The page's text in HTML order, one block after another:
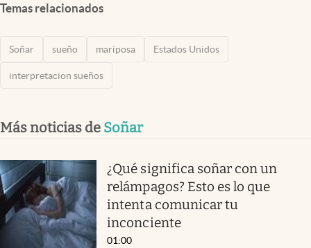
Temas relacionados
Soñar sueño mariposa Estados Unidos
interpretacion sueños
Más noticias de Soñar
¿Qué significa soñar con un
relámpagos? Esto es lo que
intenta comunicar tu
inconciente
01:00